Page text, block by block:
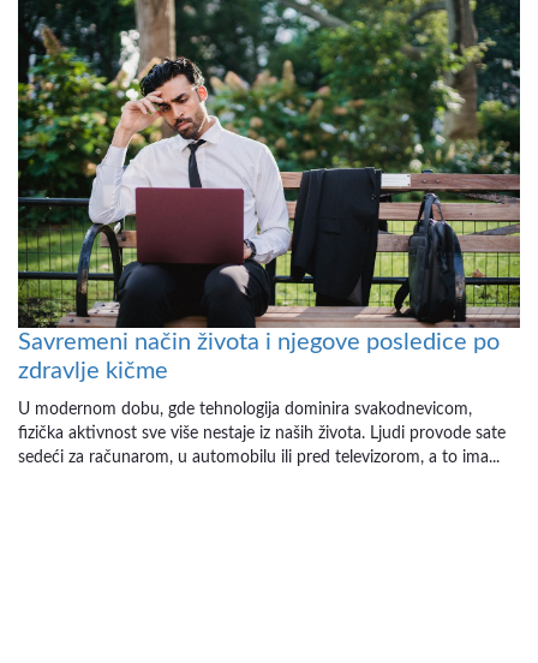
Savremeni način života i njegove posledice po
zdravlje kičme
U modernom dobu, gde tehnologija dominira svakodnevicom,
fizička aktivnost sve više nestaje iz naših života. Ljudi provode sate
sedeći za računarom, u automobilu ili pred televizorom, a to ima...